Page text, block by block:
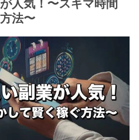
人気！〜スキマ時間
法〜